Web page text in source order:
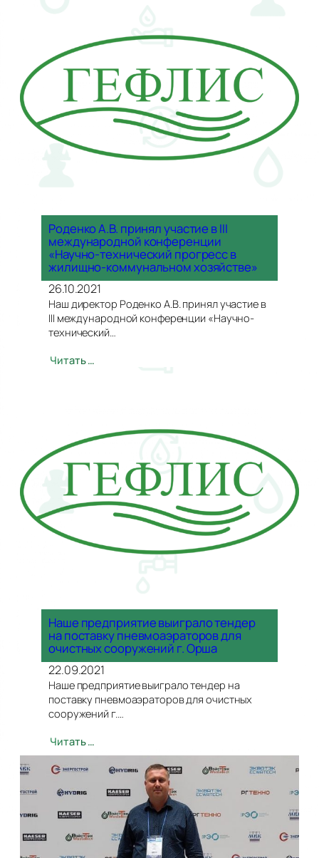
Роденко А.В. принял участие в III
международной конференции
«Научно-технический прогресс в
жилищно-коммунальном хозяйстве»
26.10.2021
Наш директор Роденко А.В. принял участие в
III международной конференции «Научно-
технический…
Читать …
Наше предприятие выиграло тендер
на поставку пневмоаэраторов для
очистных сооружений г. Орша
22.09.2021
Наше предприятие выиграло тендер на
поставку пневмоаэраторов для очистных
сооружений г.…
Читать …